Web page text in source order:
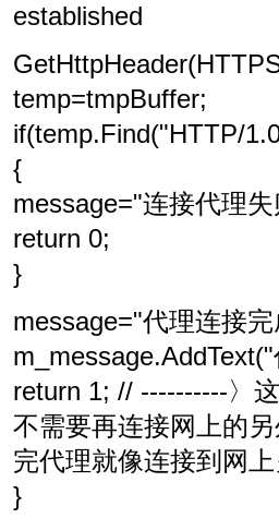
established
temp=tmpBuffer;
if(temp.Find("HTTP/
{
message="连接代理
return 0;
}
message="代理连接
return 1; // ----------〉
不需要再连接网上的
完代理就像连接到网
}